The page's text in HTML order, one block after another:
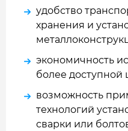
удобство
хранения и
экономичность
более доступной
возможность
технологий
сварки или